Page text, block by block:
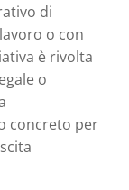
di
o con
è rivolta
o
concreto per